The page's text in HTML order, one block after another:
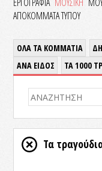
ΑΠΟΚΟΜΜΑΤΑ ΤΥΠΟΥ
ΟΛΑ ΤΑ ΚΟΜΜΑΤΙΑ
ΑΝΑ ΕΙΔΟΣ
ΤΑ 1000
Τα